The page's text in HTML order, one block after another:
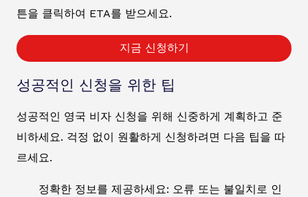
튼을 클릭하여 ETA를 받으세요.
지금 신청하기
성공적인 신청을 위한 팁
성공적인 영국 비자 신청을 위해 신중하게 계획하고 준
비하세요. 걱정 없이 원활하게 신청하려면 다음 팁을 따
르세요.
정확한 정보를 제공하세요: 오류 또는 불일치로 인